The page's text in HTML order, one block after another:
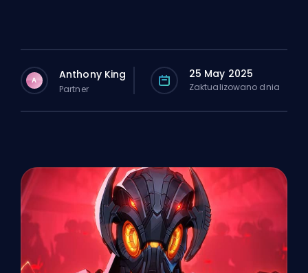
A Anthony King
Partner
25 May 2025
Zaktualizowano dnia